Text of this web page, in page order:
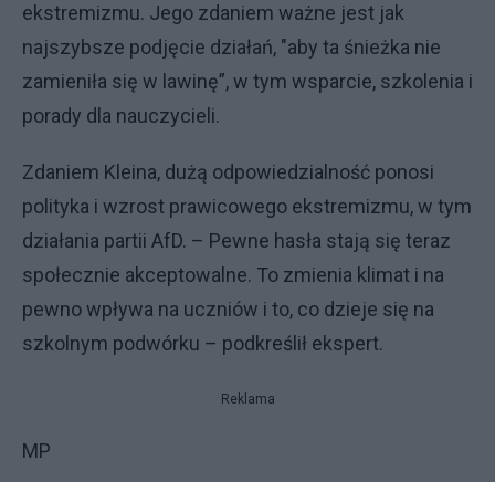
ekstremizmu. Jego zdaniem ważne jest jak
najszybsze podjęcie działań, "aby ta śnieżka nie
zamieniła się w lawinę”, w tym wsparcie, szkolenia i
porady dla nauczycieli.
Zdaniem Kleina, dużą odpowiedzialność ponosi
polityka i wzrost prawicowego ekstremizmu, w tym
działania partii AfD. – Pewne hasła stają się teraz
społecznie akceptowalne. To zmienia klimat i na
pewno wpływa na uczniów i to, co dzieje się na
szkolnym podwórku – podkreślił ekspert.
Reklama
MP